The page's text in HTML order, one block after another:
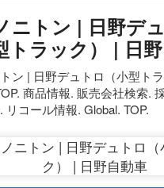
ニトン | 日野デ
トラック） | 日
ン | 日野デュトロ（小型ト
商品情報. 販売会社検索.
リコール情報. Global. TOP.